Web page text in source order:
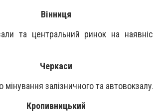
Вінниця
та центральний ринок на
Черкаси
мінування залізничного та
Кропивницький